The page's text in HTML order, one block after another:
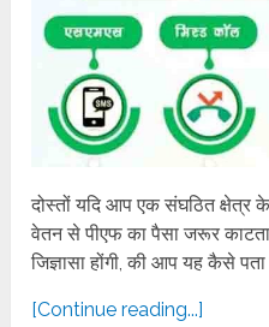
दोस्तों यदि आप एक संघठित क्षेत्र
वेतन से पीएफ का पैसा जरूर
जिज्ञासा होंगी, की आप यह कैसे
[Continue reading...]